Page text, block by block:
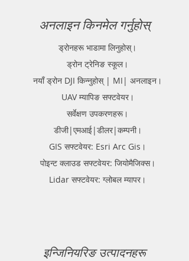
अनलाइन किनमेल गर्नुहोस्
ड्रोनहरू भाडामा लिनुहोस्।
ड्रोन ट्रेनिङ स्कूल।
नयाँ ड्रोन DJI किन्नुहोस् | MI| अनलाइन।
UAV म्यापिङ सफ्टवेयर।
सर्वेक्षण उपकरणहरू।
डीजी|एमआई|डीलर|कम्पनी।
GIS सफ्टवेयर: Esri Arc Gis।
पोइन्ट क्लाउड सफ्टवेयर: जियोमैजिक्स।
Lidar सफ्टवेयर: ग्लोबल म्यापर।
इन्जिनियरिङ उत्पादनहरू